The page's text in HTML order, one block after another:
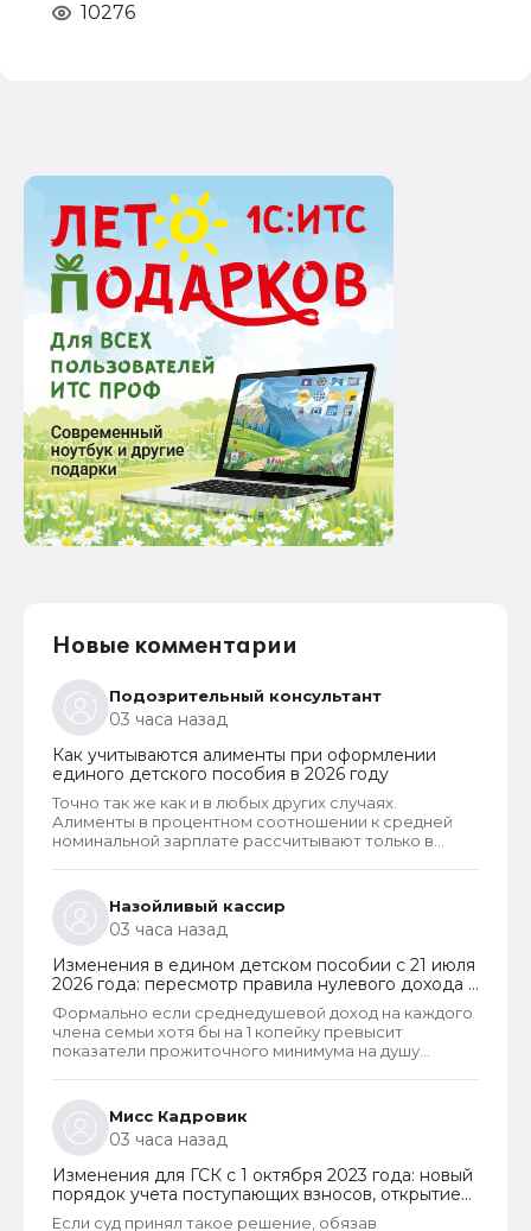
10276
Новые комментарии
Подозрительный консультант
03 часа назад
Как учитываются алименты при оформлении
единого детского пособия в 2026 году
Точно так же как и в любых других случаях.
Алименты в процентном соотношении к средней
номинальной зарплате рассчитывают только в
получает. Но долг по алиментам может возникнуть
только тогда, когда алименты оформлены в
соответствии с судебным решением. И если есть
решение суда, то алименты рассчитывают в
фактическом размере. То есть, в том размере,
который указан судом.
Назойливый кассир
03 часа назад
Изменения в едином детском пособии с 21 июля
2026 года: пересмотр правила нулевого дохода и
новый порядок оформления пособий по месту
пребывания
Формально если среднедушевой доход на каждого
члена семьи хотя бы на 1 копейку превысит
показатели прожиточного минимума на душу
сожалению, оспорить уже не удастся. Исключение
из этого правила сделано только для многодетных
семей. При незначительном превышении доходов
таким семьям теперь не отказывают в выплате.
Мисс Кадровик
03 часа назад
Изменения для ГСК с 1 октября 2023 года: новый
порядок учета поступающих взносов, открытие
расчетных счетов и переход на применение
Если суд принял такое решение, обязав